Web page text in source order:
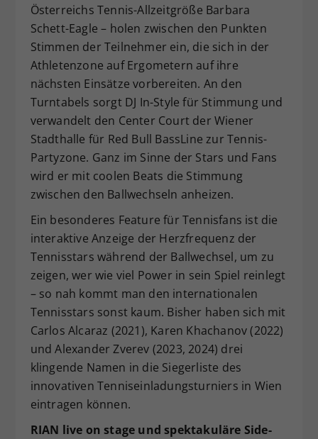
Österreichs Tennis-Allzeitgröße Barbara
Schett-Eagle – holen zwischen den Punkten
Stimmen der Teilnehmer ein, die sich in der
Athletenzone auf Ergometern auf ihre
nächsten Einsätze vorbereiten. An den
Turntabels sorgt DJ In-Style für Stimmung und
verwandelt den Center Court der Wiener
Stadthalle für Red Bull BassLine zur Tennis-
Partyzone. Ganz im Sinne der Stars und Fans
wird er mit coolen Beats die Stimmung
zwischen den Ballwechseln anheizen.
Ein besonderes Feature für Tennisfans ist die
interaktive Anzeige der Herzfrequenz der
Tennisstars während der Ballwechsel, um zu
zeigen, wer wie viel Power in sein Spiel reinlegt
– so nah kommt man den internationalen
Tennisstars sonst kaum. Bisher haben sich mit
Carlos Alcaraz (2021), Karen Khachanov (2022)
und Alexander Zverev (2023, 2024) drei
klingende Namen in die Siegerliste des
innovativen Tenniseinladungsturniers in Wien
eintragen können.
RIAN live on stage und spektakuläre Side-